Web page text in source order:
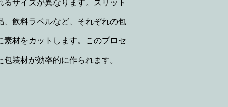
サイズが異なります。スリット
飲料ラベルなど、それぞれの包
材をカットします。このプロセ
装材が効率的に作られます。